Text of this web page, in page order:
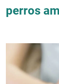
perros